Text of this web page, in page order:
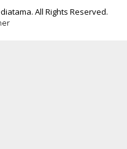
All Rights Reserved.